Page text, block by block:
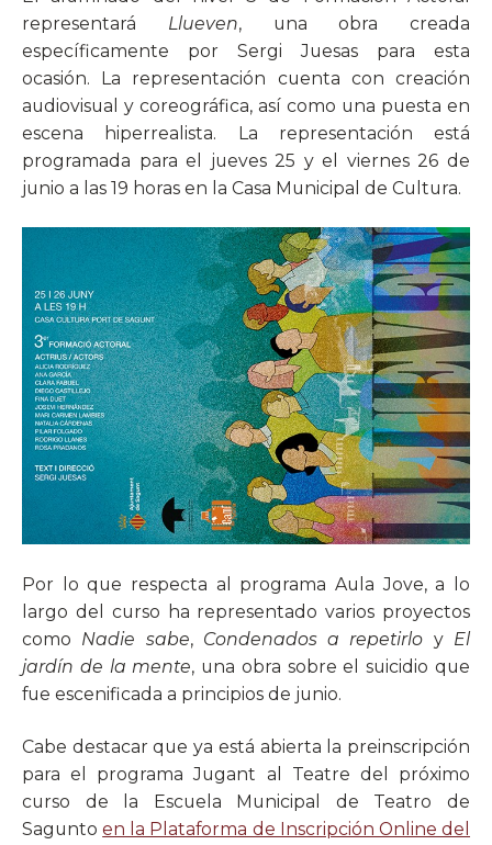
representará Llueven, una obra creada
específicamente por Sergi Juesas para esta
ocasión. La representación cuenta con creación
audiovisual y coreográfica, así como una puesta en
escena hiperrealista. La representación está
programada para el jueves 25 y el viernes 26 de
junio a las 19 horas en la Casa Municipal de Cultura.
Por lo que respecta al programa Aula Jove, a lo
largo del curso ha representado varios proyectos
como Nadie sabe, Condenados a repetirlo y El
jardín de la mente, una obra sobre el suicidio que
fue escenificada a principios de junio.
Cabe destacar que ya está abierta la preinscripción
para el programa Jugant al Teatre del próximo
curso de la Escuela Municipal de Teatro de
Saguntoen la Plataforma de Inscripción Online del